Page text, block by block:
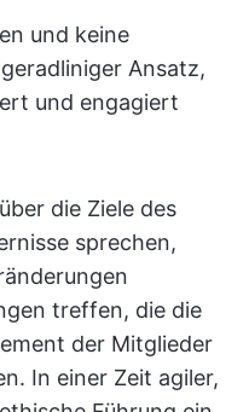
und keine
Ansatz,
und engagiert
die Ziele des
sprechen,
treffen, die die
der Mitglieder
In einer Zeit agiler,